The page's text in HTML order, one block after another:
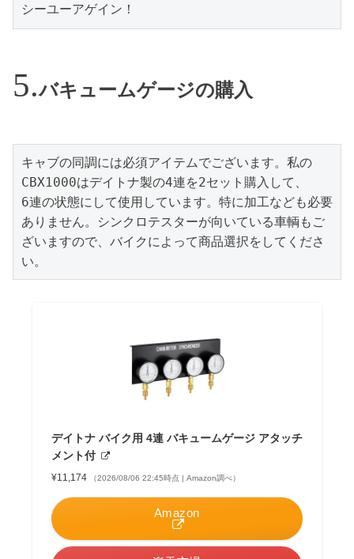
シーユーアゲイン！
バキュームゲージの購入
キャブの同調には必須アイテムでございます。私の
CBX1000はデイトナ製の4連を2セット購入して、
6連の状態にして使用しています。特に加工なども必要
ありません。シンクロテスターが向いている車輌もご
ざいますので、バイクによって商品選択をしてくださ
い。
デイトナ バイク用 4連 バキュームゲージ アタッチ
メント付
¥11,174 （2026/08/06 22:45時点 | Amazon調べ）
Amazon